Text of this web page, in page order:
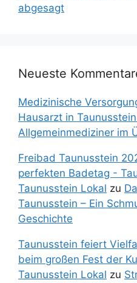
abgesagt
Neueste
Medizinische
Hausarzt in
Allgemeinmediziner im
Freibad Taunusstein
perfekten Badetag -
Taunusstein Lokal zu
Taunusstein – Ein
Geschichte
Taunusstein feiert
beim großen Fest der
Taunusstein Lokal zu